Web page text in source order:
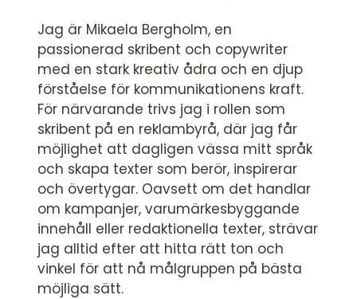
Jag är Mikaela Bergholm, en
passionerad skribent och copywriter
med en stark kreativ ådra och en djup
förståelse för kommunikationens kraft.
För närvarande trivs jag i rollen som
skribent på en reklambyrå, där jag får
möjlighet att dagligen vässa mitt språk
och skapa texter som berör, inspirerar
och övertygar. Oavsett om det handlar
om kampanjer, varumärkesbyggande
innehåll eller redaktionella texter, strävar
jag alltid efter att hitta rätt ton och
vinkel för att nå målgruppen på bästa
möjliga sätt.